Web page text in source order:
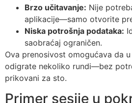
Brzo učitavanje: Nije
aplikacije—samo otvorite
Niska potrošnja podataka:
saobraćaj ograničen.
Ova prenosivost omogućava da
odigrate nekoliko rundi—bez
prikovani za sto.
Primer sesije u